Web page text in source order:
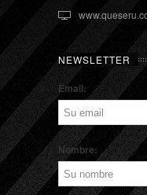
NEWSLETTER
Email:
Nombre: